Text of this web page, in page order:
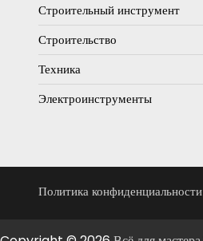
Строительный инструмент
Строительство
Техника
Электроинструменты
Политика конфиденциальности